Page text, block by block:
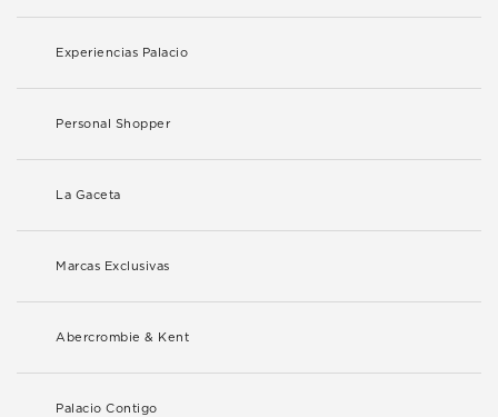
Experiencias Palacio
Personal Shopper
La Gaceta
Marcas Exclusivas
Abercrombie & Kent
Palacio Contigo